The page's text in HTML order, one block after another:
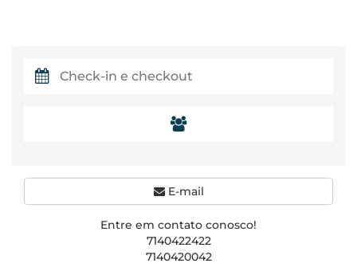
E-mail
Entre em contato conosco!
7140422422
7140420042